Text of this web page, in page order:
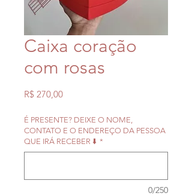
Caixa coração
com rosas
R$ 270,00Preço
É PRESENTE? DEIXE O NOME,
CONTATO E O ENDEREÇO DA PESSOA
QUE IRÁ RECEBER ⬇️ *
0/250